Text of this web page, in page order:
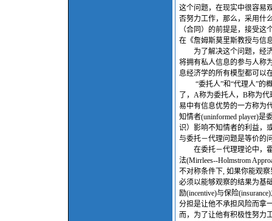
这个问题，在现实中很容易
否努力工作，那么，采用什
（合同）的前提是，接受
在《詹姆斯莫里斯教授与信
为了解决这个问题，经济
将拥有私人信息的参与人称
息经济学的所有模型都可以
“委托人”和“代理人”的概
了，A称为委托人，B称为
易中有信息优势的一方称为
知情者(uninformed player)
识）影响不知情者的利益，
与委托－代理问题是等价的
在委托－代理理论中，霍
法(Mirrlees--Holmstrom
不对称条件下, 如果你能观
必须以能够观察的结果为基
励(incentive)与保险
分担是让他不承担风险而拿
而，为了让他有积极性努力